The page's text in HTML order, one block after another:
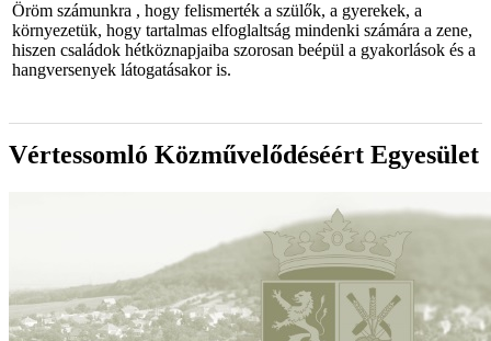
Öröm számunkra , hogy felismerték a szülők, a gyerekek, a
környezetük, hogy tartalmas elfoglaltság mindenki számára a zene,
hiszen családok hétköznapjaiba szorosan beépül a gyakorlások és a
hangversenyek látogatásakor is.
Vértessomló Közművelődéséért Egyesület